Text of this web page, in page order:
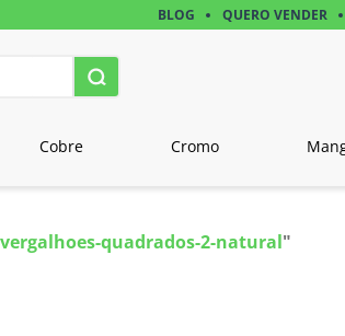
BLOG QUERO VENDER
Cobre Cromo
quadrados-2-natural"